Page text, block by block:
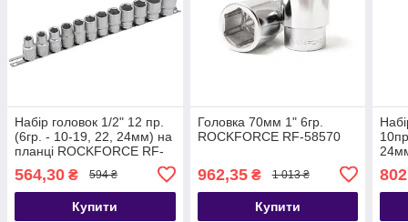
Набір головок 1/2" 12 пр.
(6гр. - 10-19, 22, 24мм) на
планці ROCKFORCE RF-
564,30 ₴ 594 ₴
Купити
Головка 70мм 1" 6гр.
ROCKFORCE RF-58570
962,35₴ 1 013 ₴
Купити